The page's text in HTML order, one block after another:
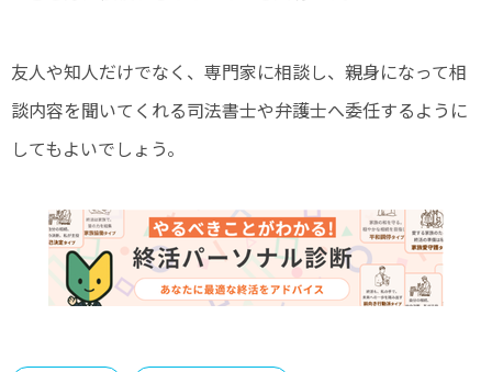
友人や知人だけでなく、専門家に相談し、親身になって相
談内容を聞いてくれる司法書士や弁護士へ委任するように
してもよいでしょう。